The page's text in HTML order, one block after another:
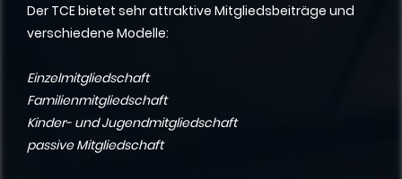
Der TCE bietet sehr attraktive Mitgliedsbeiträge und
verschiedene Modelle:
Einzelmitgliedschaft
Familienmitgliedschaft
Kinder- und Jugendmitgliedschaft
passive Mitgliedschaft